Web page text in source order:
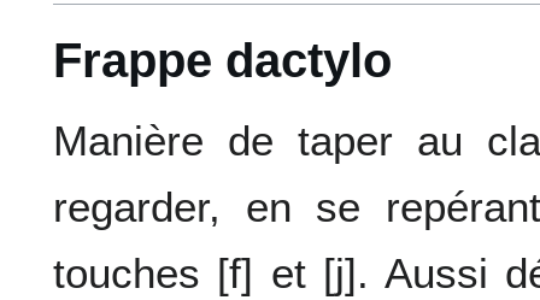
Frappe dactylo
Manière de taper au
regarder, en se
touches [f] et [j]. Aussi